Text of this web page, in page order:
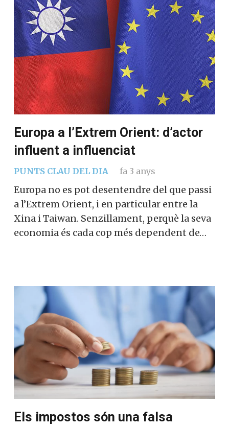
Europa a l’Extrem Orient: d’actor
influent a influenciat
PUNTS CLAU DEL DIA fa 3 anys
Europa no es pot desentendre del que passi
a l’Extrem Orient, i en particular entre la
Xina i Taiwan. Senzillament, perquè la seva
economia és cada cop més dependent de…
Els impostos són una falsa